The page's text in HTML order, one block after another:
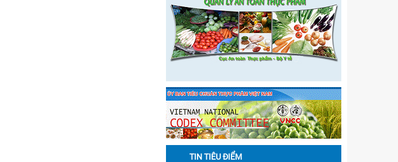
TIN TIÊU ĐIỂM